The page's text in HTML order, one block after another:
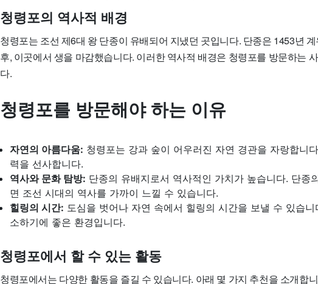
청령포의 역사적 배경
청령포는 조선 제6대 왕 단종이 유배되어 지냈던 곳입니다. 단종은 1453년
후, 이곳에서 생을 마감했습니다. 이러한 역사적 배경은 청령포를 방문하는
다.
청령포를 방문해야 하는 이유
자연의 아름다움: 청령포는 강과 숲이 어우러진 자연 경관을 자랑합니
력을 선사합니다.
역사와 문화 탐방: 단종의 유배지로서 역사적인 가치가 높습니다. 단종
면 조선 시대의 역사를 가까이 느낄 수 있습니다.
힐링의 시간: 도심을 벗어나 자연 속에서 힐링의 시간을 보낼 수 있습
소하기에 좋은 환경입니다.
청령포에서 할 수 있는 활동
청령포에서는 다양한 활동을 즐길 수 있습니다. 아래 몇 가지 추천을 소개합